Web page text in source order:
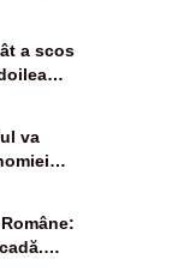
a scos
va
zile